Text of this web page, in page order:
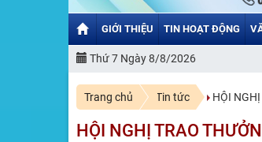
GIỚI THIỆU TIN HOẠT ĐỘNG
Thứ 7 Ngày 8/8/2026
BẠN ĐẾN VỚI CỔNG THÔNG TIN ĐIỆN TỬ
Trang chủ Tin tức HỘI
HỘI NGHỊ TRAO